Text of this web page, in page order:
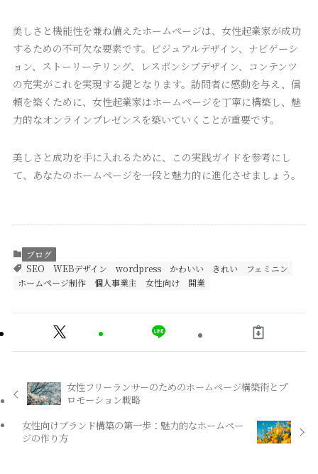
美しさと機能性を兼ね備えたホームページは、女性起業家が成功
するための不可欠な要素です。ビジュアルデザイン、ナビゲーシ
ョン、ストーリーテリング、レスポンシブデザイン、コンテンツ
の充実がこれを実現する鍵となります。訪問者に感動を与え、信
頼を築くために、女性起業家はホームページを丁寧に構築し、魅
力的なオンラインプレゼンスを築いていくことが重要です。
美しさと成功を手に入れるために、この実践ガイドを参考にし
て、あなたのホームページを一段と魅力的に進化させましょう。
ブログ
SEO
WEBデザイン wordpress かわいい きれい
フェミニン
ホームページ制作
個人事業主 女性向け 開業
女性フリーランサーのためのホームページ構築術とプ
ロモーション戦略
女性向けブランド構築の第一歩：魅力的なホームペー
ジの作り方